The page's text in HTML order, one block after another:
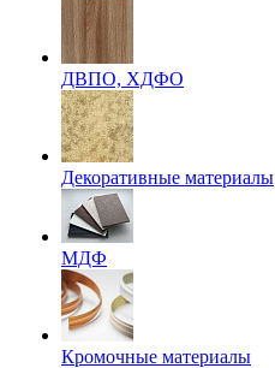
ДВПО, ХДФО
Декоративные материалы
МДФ
Кромочные материалы